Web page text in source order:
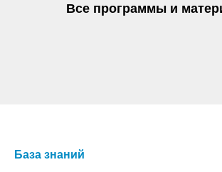
Все программы и
База знаний